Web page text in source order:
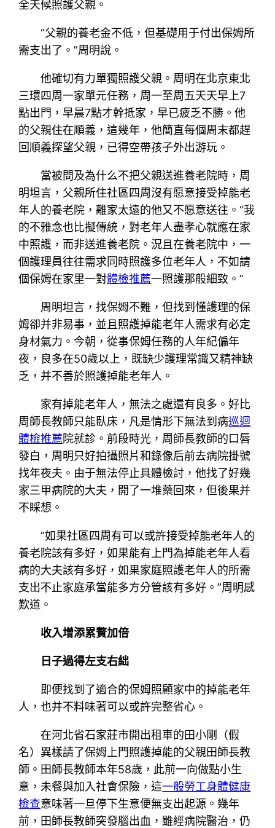
全天候照護父親。
“父親的養老金不低，但基礎用于付出保姆所
需支出了。”周明說。
他確切有力單獨照護父親。周明在北京東北
三環四周一家單元任務，周一至周五天天早上7
點出門，早晨7點才幹抵家，早已疲乏不勝。他
的父親住在順義，這幾年，他簡直每個周末都趕
回順義探望父親，已得空帶孩子外出游玩。
當被問及為什么不把父親送進養老院時，周
明坦言，父親所住社區四周沒有愿意接受掉能老
年人的養老院，離家太遠的他又不愿意送往。“我
的不雅念也比擬傳統，對老年人盡孝心就應在家
中照護，而非送進養老院。況且在養老院中，一
個護理員往往需求同時照護多位老年人，不如請
個保姆在家里一對體檢推薦一照護那般細致。”
周明坦言，找保姆不難，但找到懂護理的保
姆卻并非易事，並且照護掉能老年人需求有必定
身材氣力。今朝，從事保姆任務的人年紀偏年
夜，良多在50歲以上，既缺少護理常識又精神缺
乏，并不善於照護掉能老年人。
家有掉能老年人，無法之處還有良多。好比
周師長教師只能臥床，凡是情形下無法到病巡迴
體檢推薦院就診。前段時光，周師長教師的口唇
發白，周明只好拍攝照片和錄像后前去病院掛號
找年夜夫。由于無法停止具體檢討，他找了好幾
家三甲病院的大夫，開了一堆藥回來，但後果并
不睬想。
“如果社區四周有可以或許接受掉能老年人的
養老院該有多好，如果能有上門為掉能老年人看
病的大夫該有多好，如果家庭照護老年人的所需
支出不止家庭承當能多方分管該有多好。”周明感
歎道。
收入增添累贅加倍
日子過得左支右絀
即便找到了適合的保姆照顧家中的掉能老年
人，也并不料味著可以或許完整省心。
在河北省石家莊市開出租車的田小剛（假
名）異樣請了保姆上門照護掉能的父親田師長教
師。田師長教師本年58歲，此前一向做點小生
意，未餐與加入社會保險，這一般勞工身體健康
檢查意味著一旦停下生意便無支出起源。幾年
前，田師長教師突發腦出血，雖經病院醫治，仍